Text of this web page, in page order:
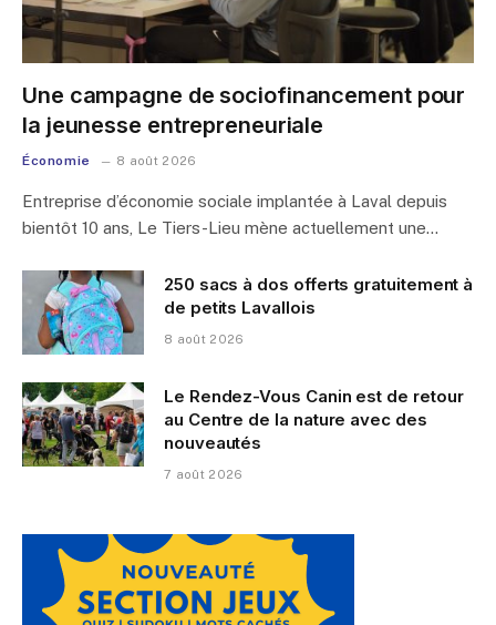
Une campagne de sociofinancement pour
la jeunesse entrepreneuriale
Économie 8 août 2026
Entreprise d’économie sociale implantée à Laval depuis
bientôt 10 ans, Le Tiers-Lieu mène actuellement une…
250 sacs à dos offerts gratuitement à
de petits Lavallois
8 août 2026
Le Rendez-Vous Canin est de retour
au Centre de la nature avec des
nouveautés
7 août 2026